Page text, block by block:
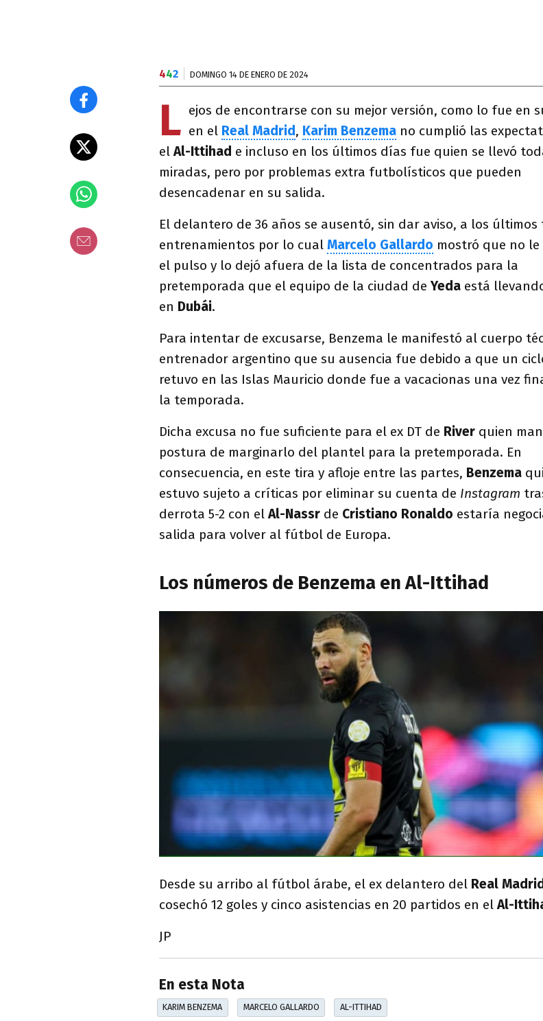
442 DOMINGO 14 DE ENERO DE 2024
L ejos de encontrarse con su mejor versión, como lo fue en
en el Real Madrid, Karim Benzema no cumplió las
elAl-Ittihad e incluso en los últimos días fue quien se llevó
miradas, pero por problemas extra futbolísticos que pueden
desencadenar en su salida.
El delantero de 36 años se ausentó, sin dar aviso, a los últimos
entrenamientos por lo cual Marcelo Gallardo mostró que no
el pulso y lo dejó afuera de la lista de concentrados para la
pretemporada que el equipo de la ciudad de Yeda está
en Dubái.
Para intentar de excusarse, Benzema le manifestó al cuerpo
entrenador argentino que su ausencia fue debido a que un
retuvo en las Islas Mauricio donde fue a vacacionas una vez
la temporada.
Dicha excusa no fue suficiente para el ex DT de River quien
postura de marginarlo del plantel para la pretemporada. En
consecuencia, en este tira y afloje entre las partes, Benzema
estuvo sujeto a críticas por eliminar su cuenta de Instagram
derrota 5-2 con elAl-Nassr de Cristiano Ronaldo estaría
salida para volver al fútbol de Europa.
Los números de Benzema en Al-Ittihad
Desde su arribo al fútbol árabe, el ex delantero del Real Madrid
cosechó 12 goles y cinco asistencias en 20 partidos en elAl-
JP
En esta Nota
KARIM BENZEMA MARCELO GALLARDO AL-ITTIHAD